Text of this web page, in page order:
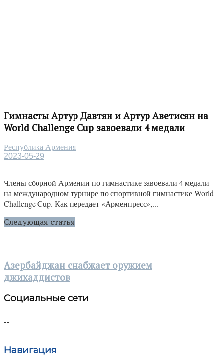
Гимнасты Артур Давтян и Артур Аветисян на
World Challenge Cup завоевали 4 медали
Республика Армения
2023-05-29
Члены сборной Армении по гимнастике завоевали 4 медали
на международном турнире по спортивной гимнастике World
Challenge Cup. Как передает «Арменпресс»,...
Следующая статья
Азербайджан снабжает оружием
джихаддистов
Социальные сети
Навигация